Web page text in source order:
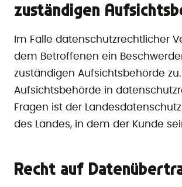
zuständigen
Im Falle datenschutzrechtlicher
dem Betroffenen ein
zuständigen Aufsichtsbehörde
Aufsichtsbehörde in
Fragen ist der
des Landes, in dem der Kunde
Recht auf